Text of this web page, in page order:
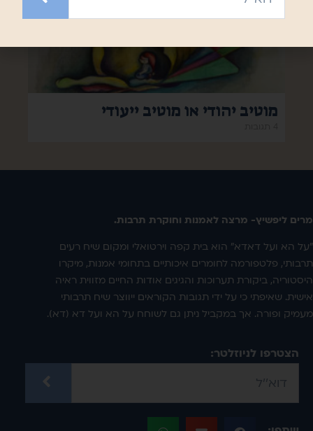
מוטיב יהודי או מוטיב ייעודי
מרים ליפשיץ- מרצה לאמנות וחוקרת תרבות.
"על הא ועל דאדא" הוא בית קפה וירטואלי ומקום שיח רעים
תרבותי, פלטפורמה לחומרים איכותיים בתחומי אמנות, מיקרו
היסטוריה, ביקורת תערוכות והגיגים אודות החיים מזווית ראיה
אישית. שאיפתי כי על ידי תגובות הקוראים ייווצר שיח תרבותי
מעמיק ופורה. אך במקביל ניתן גם לשוחח על הא ועל דא (דא).
הצטרפו לניוזלטר: